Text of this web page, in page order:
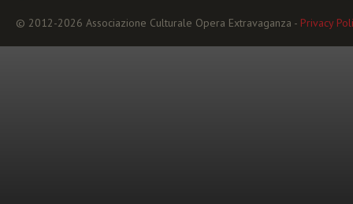
© 2012-2026 Associazione Culturale Opera Extravaganza - Privacy